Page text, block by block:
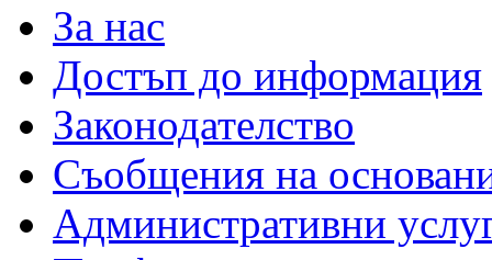
За нас
Достъп до информация
Законодателство
Съобщения на
Административни